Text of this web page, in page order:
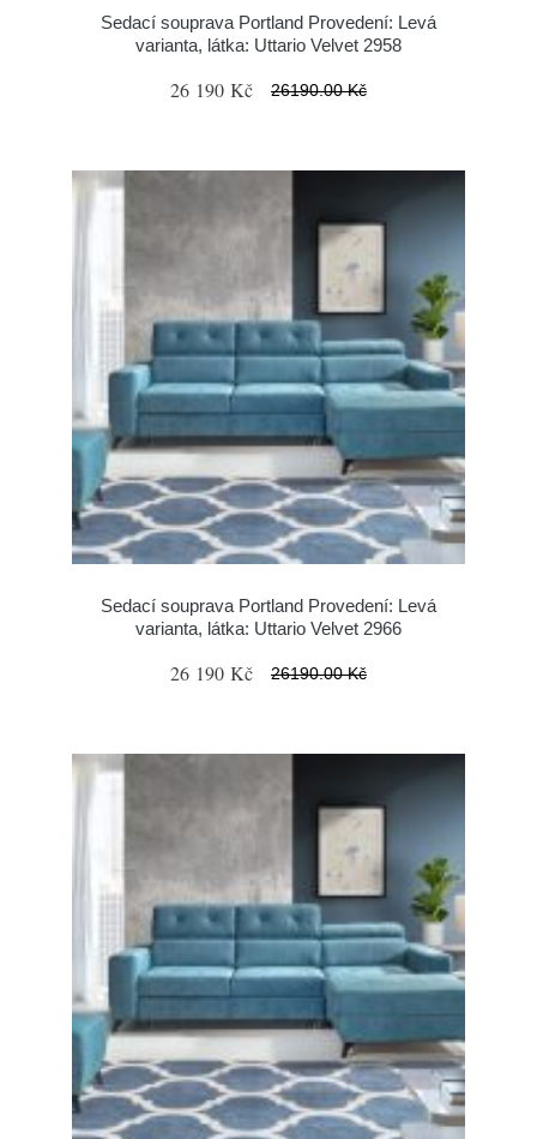
Sedací souprava Portland Provedení: Levá
varianta, látka: Uttario Velvet 2958
26 190 Kč 26190.00 Kč
Sedací souprava Portland Provedení: Levá
varianta, látka: Uttario Velvet 2966
26 190 Kč 26190.00 Kč